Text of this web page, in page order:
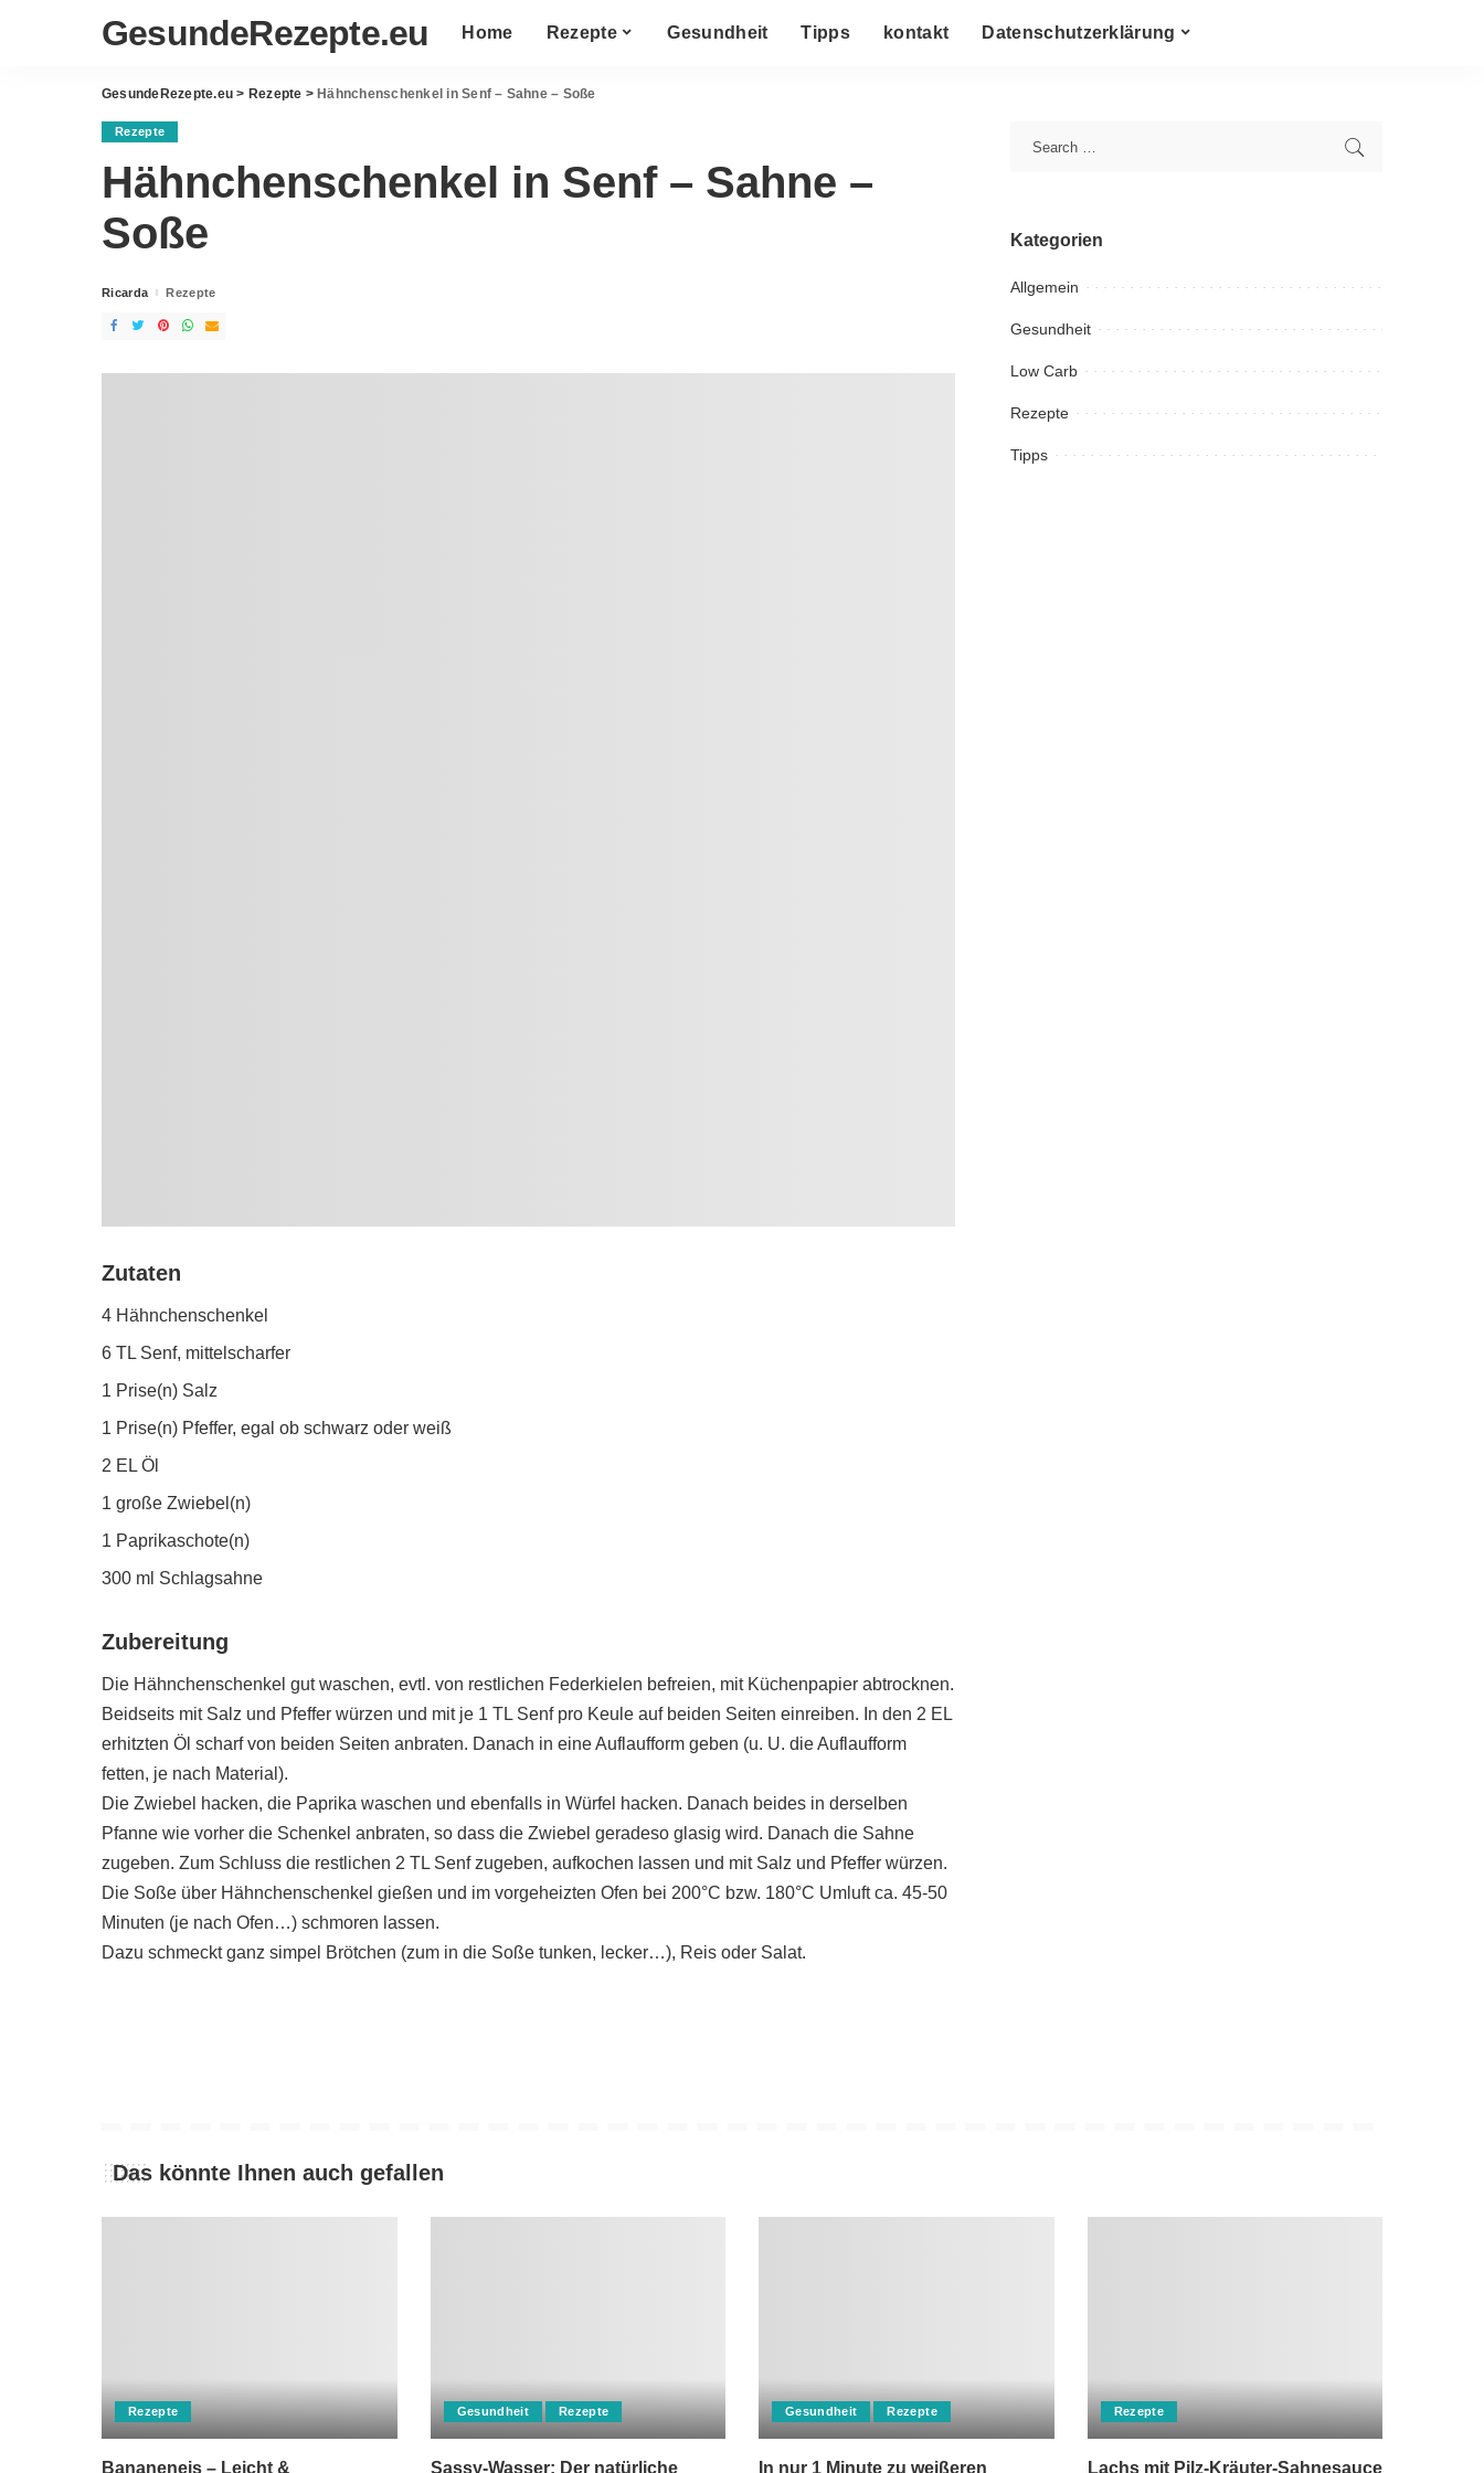
GesundeRezepte.eu Home Rezepte Gesundheit Tipps kontakt Datenschutzerklärung
GesundeRezepte.eu > Rezepte > Hähnchenschenkel in Senf – Sahne – Soße
Rezepte
Hähnchenschenkel in Senf – Sahne –
Soße
Posted
Ricarda Rezepte
Zutaten
4 Hähnchenschenkel
6 TL Senf, mittelscharfer
1 Prise(n) Salz
1 Prise(n) Pfeffer, egal ob schwarz oder weiß
2 EL Öl
1 große Zwiebel(n)
1 Paprikaschote(n)
300 ml Schlagsahne
Zubereitung
Die Hähnchenschenkel gut waschen, evtl. von restlichen Federkielen befreien, mit Küchenpapier abtrocknen.
Beidseits mit Salz und Pfeffer würzen und mit je 1 TL Senf pro Keule auf beiden Seiten einreiben. In den 2 EL
erhitzten Öl scharf von beiden Seiten anbraten. Danach in eine Auflaufform geben (u. U. die Auflaufform
fetten, je nach Material).
Die Zwiebel hacken, die Paprika waschen und ebenfalls in Würfel hacken. Danach beides in derselben
Pfanne wie vorher die Schenkel anbraten, so dass die Zwiebel geradeso glasig wird. Danach die Sahne
zugeben. Zum Schluss die restlichen 2 TL Senf zugeben, aufkochen lassen und mit Salz und Pfeffer würzen.
Die Soße über Hähnchenschenkel gießen und im vorgeheizten Ofen bei 200°C bzw. 180°C Umluft ca. 45-50
Minuten (je nach Ofen…) schmoren lassen.
Dazu schmeckt ganz simpel Brötchen (zum in die Soße tunken, lecker…), Reis oder Salat.
Kategorien
Allgemein
Gesundheit
Low Carb
Rezepte
Tipps
Das könnte Ihnen auch gefallen
Rezepte
Bananeneis – Leicht &
Gesundheit Rezepte
Sassy-Wasser: Der natürliche
Gesundheit Rezepte
In nur 1 Minute zu weißeren
Rezepte
Lachs mit Pilz-Kräuter-Sahnesauce